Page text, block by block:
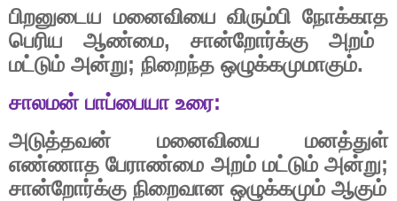
பிறனுடைய மனைவியை விரும்பி நோக்காத
பெரிய
ஆண்மை, சான்றோர்க்கு
அறம்
மட்டும் அன்று; நிறைந்த ஒழுக்கமுமாகும்.
சாலமன் பாப்பையா உரை:
அடுத்தவன்
மனைவியை
மனத்துள்
எண்ணாத பேராண்மை அறம் மட்டும் அன்று;
சான்றோர்க்கு நிறைவான ஒழுக்கமும் ஆகும்